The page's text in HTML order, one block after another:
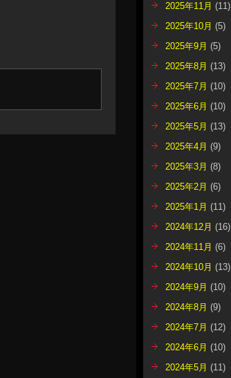
2025年11月 (11)
2025年10月 (5)
2025年9月 (5)
2025年8月 (13)
2025年7月 (10)
2025年6月 (10)
2025年5月 (13)
2025年4月 (9)
2025年3月 (8)
2025年2月 (6)
2025年1月 (11)
2024年12月 (16)
2024年11月 (6)
2024年10月 (13)
2024年9月 (10)
2024年8月 (9)
2024年7月 (12)
2024年6月 (10)
2024年5月 (11)